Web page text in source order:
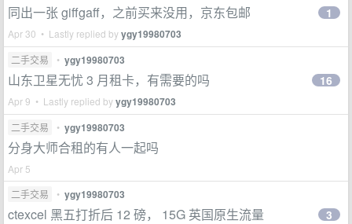
同出一张 giffgaff，之前买来没用，京东包邮
Apr 30 • Lastly replied byygy19980703
1
二手交易 • ygy19980703
山东卫星无忧 3 月租卡，有需要的吗
Apr 9 • Lastly replied byygy19980703
16
二手交易 • ygy19980703
分身大师合租的有人一起吗
Apr 5
二手交易
• ygy19980703
ctexcel 黑五打折后 12 磅， 15G 英国原生流量 3